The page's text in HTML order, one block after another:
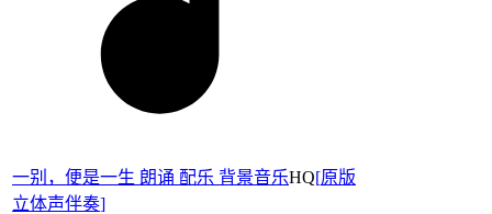
一别，便是一生 朗诵 配乐 背景音乐HQ[原版
立体声伴奏]